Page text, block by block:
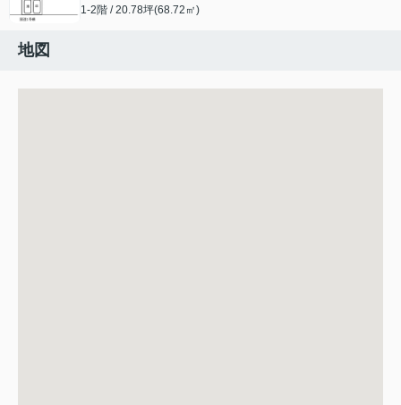
1-2階 / 20.78坪(68.72㎡)
地図